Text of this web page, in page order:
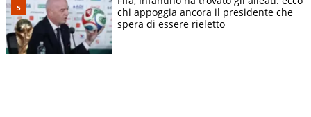
chi appoggia ancora il presidente che
spera di essere rieletto